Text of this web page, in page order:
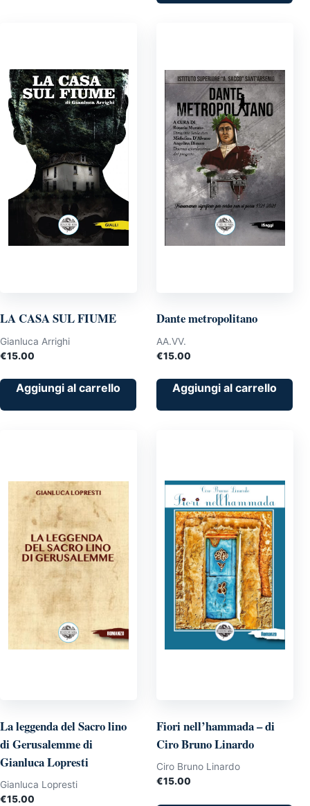
LA CASA SUL FIUME
Gianluca Arrighi
€15.00
Aggiungi al carrello
Dante metropolitano
AA.VV.
€15.00
Aggiungi al carrello
La leggenda del Sacro lino
di Gerusalemme di
Gianluca Lopresti
Gianluca Lopresti
€15.00
Fiori nell’hammada – di
Ciro Bruno Linardo
Ciro Bruno Linardo
€15.00